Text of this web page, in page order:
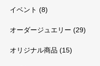
イベント (8)
オーダージュエリー (29)
オリジナル商品 (15)